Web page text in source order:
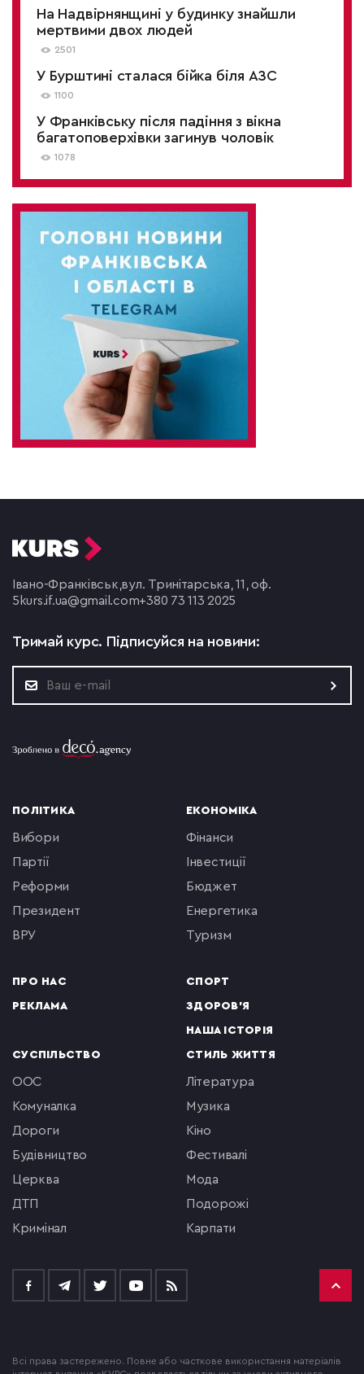
На Надвірнянщині у будинку знайшли
мертвими двох людей
2501
У Бурштині сталася бійка біля АЗС
1100
У Франківську після падіння з вікна
багатоповерхівки загинув чоловік
1078
Івано-Франківськ, вул. Тринітарська, 11, оф.
5 kurs.if.ua@gmail.com+380 73 113 2025
Тримай курс. Підписуйся на новини:
ПОЛІТИКА
вибори
партії
реформи
президент
ВРУ
ПРО НАС
РЕКЛАМА
ЕКОНОМІКА
фінанси
інвестиції
бюджет
енергетика
туризм
СПОРТ
ЗДОРОВ'Я
НАША ІСТОРІЯ
СУСПІЛЬСТВО
ООС
комуналка
Дороги
будівництво
церква
ДТП
кримінал
СТИЛЬ ЖИТТЯ
література
музика
кіно
фестивалі
мода
подорожі
Карпати
Всі права застережено. Повне або часткове використання матеріалів